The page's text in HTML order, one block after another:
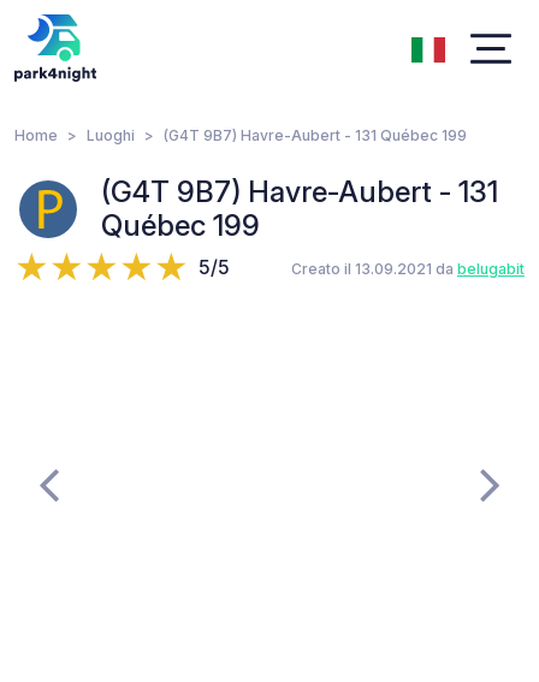
Home Luoghi (G4T 9B7) Havre-Aubert - 131 Québec 199
(G4T 9B7) Havre-Aubert - 131
Québec 199
5/5 Creato il 13.09.2021 da belugabit